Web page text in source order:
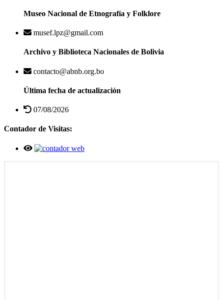
Museo Nacional de Etnografía y Folklore
musef.lpz@gmail.com
Archivo y Biblioteca Nacionales de Bolivia
contacto@abnb.org.bo
Última fecha de actualización
07/08/2026
Contador de Visitas: